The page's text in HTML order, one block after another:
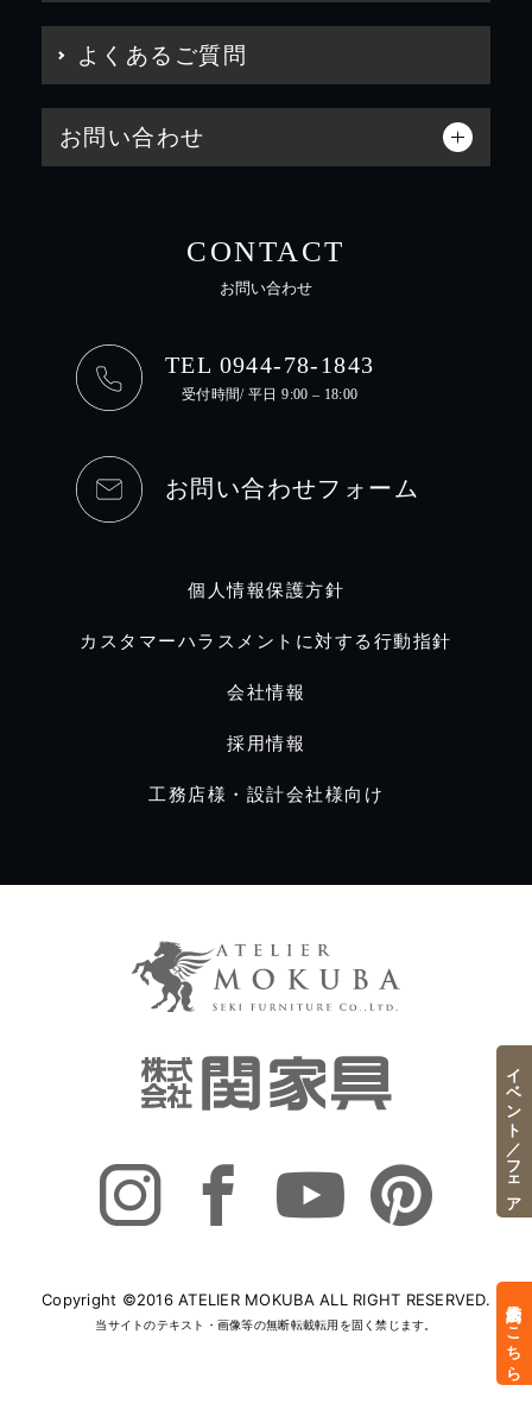
よくあるご質問
お問い合わせ
CONTACT
お問い合わせ
TEL 0944-78-1843
受付時間/ 平日 9:00 – 18:00
お問い合わせフォーム
個人情報保護方針
カスタマーハラスメントに対する行動指針
会社情報
採用情報
工務店様・設計会社様向け
Copyright ©2016 ATELIER MOKUBA ALL RIGHT RESERVED.
当サイトのテキスト・画像等の無断転載転用を固く禁じます。 来店予約はこちら
イベント／フェア